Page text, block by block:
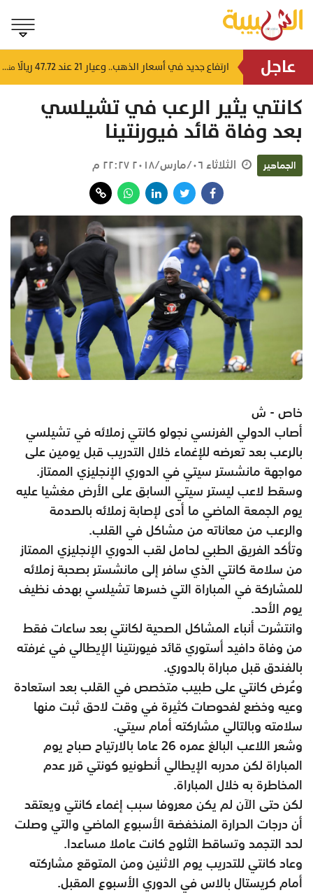
عاجل منذ ٨ ساعات
ارتفاع جديد في أسعار الذهب.. وعيار 21 عند 47.72 ريالًا منذ ٩ ساعات
كانتي يثير الرعب في تشيلسي
بعد وفاة قائد فيورنتينا
الجماهير الثلاثاء ٠٦/مارس/٢٠١٨ ٢٢:٢٧ م
خاص - ش
أصاب الدولي الفرنسي نجولو كانتي زملائه في تشيلسي
بالرعب بعد تعرضه للإغماء خلال التدريب قبل يومين على
مواجهة مانشستر سيتي في الدوري الإنجليزي الممتاز.
وسقط لاعب ليستر سيتي السابق على الأرض مغشيا عليه
يوم الجمعة الماضي ما أدى لإصابة زملائه بالصدمة
والرعب من معاناته من مشاكل في القلب.
وتأكد الفريق الطبي لحامل لقب الدوري الإنجليزي الممتاز
من سلامة كانتي الذي سافر إلى مانشستر بصحبة زملائه
للمشاركة في المباراة التي خسرها تشيلسي بهدف نظيف
يوم الأحد.
وانتشرت أنباء المشاكل الصحية لكانتي بعد ساعات فقط
من وفاة دافيد أستوري قائد فيورنتينا الإيطالي في غرفته
بالفندق قبل مباراة بالدوري.
وعُرض كانتي على طبيب متخصص في القلب بعد استعادة
وعيه وخضع لفحوصات كثيرة في وقت لاحق ثبت منها
سلامته وبالتالي مشاركته أمام سيتي.
وشعر اللاعب البالغ عمره 26 عاما بالارتياح صباح يوم
المباراة لكن مدربه الإيطالي أنطونيو كونتي قرر عدم
المخاطرة به خلال المباراة.
لكن حتى الآن لم يكن معروفا سبب إغماء كانتي ويعتقد
أن درجات الحرارة المنخفضة الأسبوع الماضي والتي وصلت
لحد التجمد وتساقط الثلوج كانت عاملا مساعدا.
وعاد كانتي للتدريب يوم الاثنين ومن المتوقع مشاركته
أمام كريستال بالاس في الدوري الأسبوع المقبل.